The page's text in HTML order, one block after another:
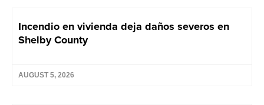
Incendio en vivienda deja daños severos en
Shelby County
AUGUST 5, 2026